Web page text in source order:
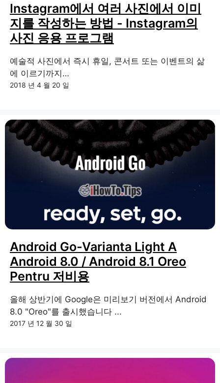
Instagram에서 여러 사진에서 이미
지를 작성하는 방법 - Instagram의
사진 응용 프로그램
예술적 사진에서 즉시 휴일, 콘서트 또는 이벤트의 삶
에 이르기까지…
2018 년 4 월 20 일
Android Go-Varianta Light A
Android 8.0 / Android 8.1 Oreo
Pentru 저비용
올해 상반기에 Google은 미리보기 버전에서 Android
8.0 "Oreo"를 출시했습니다 ...
2017 년 12 월 30 일